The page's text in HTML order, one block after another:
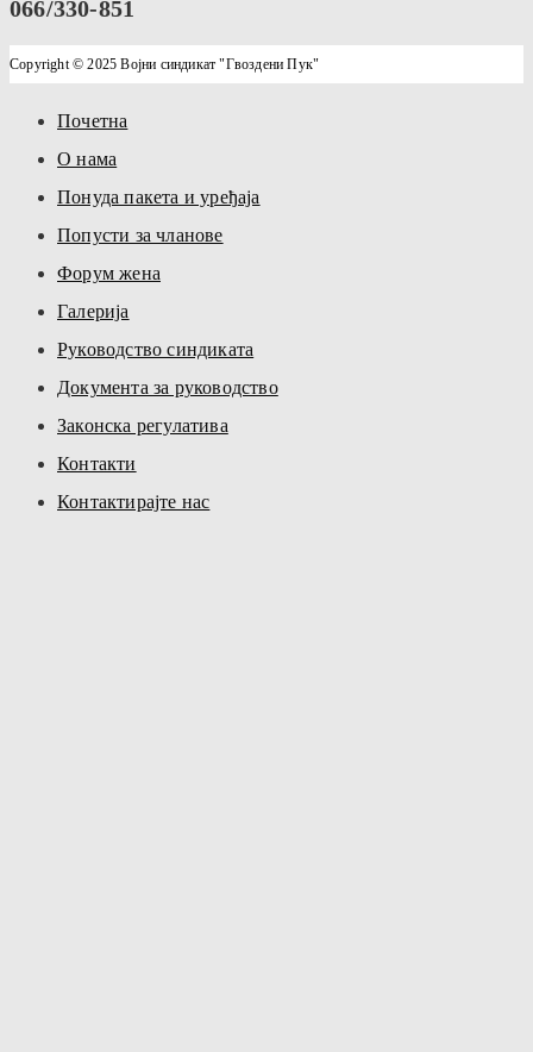
066/330-851
Copyright © 2025 Војни синдикат "Гвоздени Пук"
Почетна
О нама
Понуда пакета и уређаја
Попусти за чланове
Форум жена
Галерија
Руководство синдиката
Документа за руководство
Законска регулатива
Контакти
Контактирајте нас